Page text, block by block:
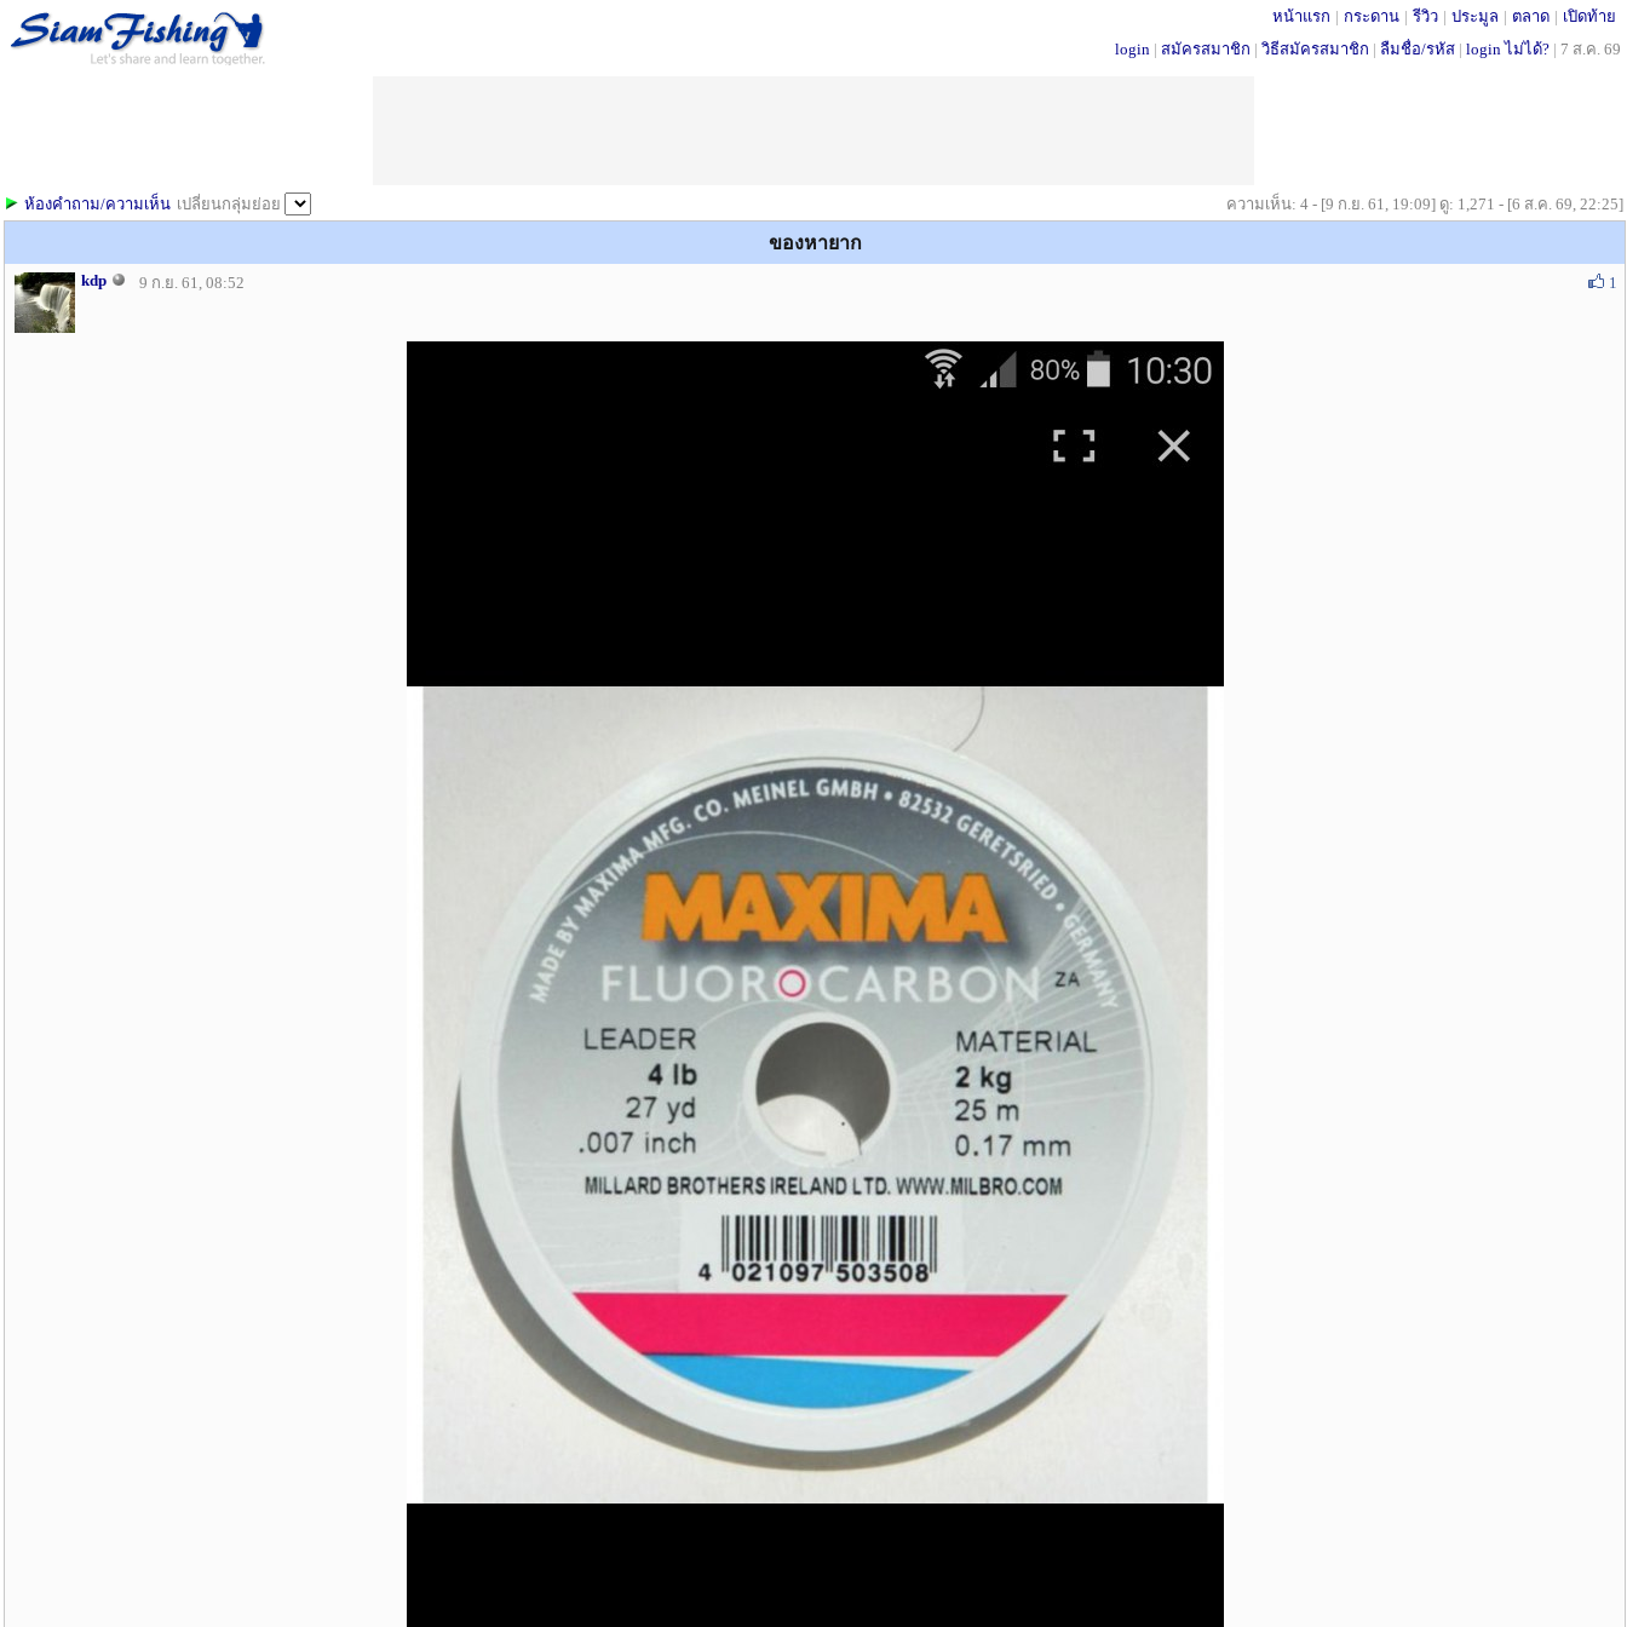
หน้าแรก | กระดาน | รีวิว | ประมูล | ตลาด | เปิดท้าย
login | สมัครสมาชิก | วิธีสมัครสมาชิก | ลืมชื่อ/รหัส | login ไม่ได้? | 7 ส.ค. 69
เปลี่ยนกลุ่มย่อย
ห้องคำถาม/ความเห็น ความเห็น: 4 - [9 ก.ย. 61, 19:09] ดู: 1,271 - [6 ส.ค. 69, 22:25]
ของหายาก
kdp 9 ก.ย. 61, 08:52 1